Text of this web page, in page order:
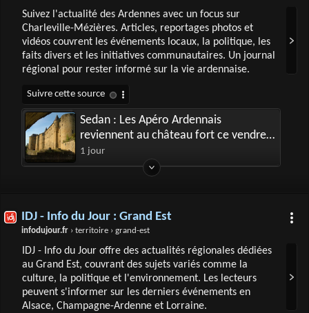
Suivez l'actualité des Ardennes avec un focus sur
Charleville-Mézières. Articles, reportages photos et
vidéos couvrent les événements locaux, la politique, les
faits divers et les initiatives communautaires. Un journal
régional pour rester informé sur la vie ardennaise.
Sedan : Les Apéro Ardennais
reviennent au château fort ce vendredi
7 août
1 jour
IDJ - Info du Jour : Grand Est
infodujour.fr › territoire › grand-est
IDJ - Info du Jour offre des actualités régionales dédiées
au Grand Est, couvrant des sujets variés comme la
culture, la politique et l'environnement. Les lecteurs
peuvent s'informer sur les derniers événements en
Alsace, Champagne-Ardenne et Lorraine.